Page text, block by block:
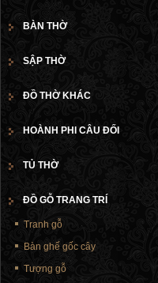
BÀN THỜ
SẬP THỜ
ĐỒ THỜ KHÁC
HOÀNH PHI CÂU ĐỐI
TỦ THỜ
ĐỒ GỖ TRANG TRÍ
Tranh gỗ
Bàn ghế gốc cây
Tượng gỗ